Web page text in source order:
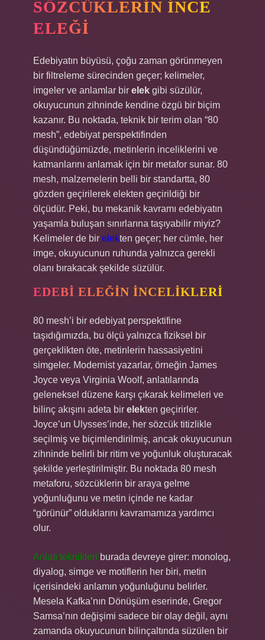
SÖZCÜKLERIN İNCE
ELEĞI
Edebiyatın büyüsü, çoğu zaman görünmeyen
bir filtreleme sürecinden geçer; kelimeler,
imgeler ve anlamlar bir elek gibi süzülür,
okuyucunun zihninde kendine özgü bir biçim
kazanır. Bu noktada, teknik bir terim olan “80
mesh”, edebiyat perspektifinden
düşündüğümüzde, metinlerin inceliklerini ve
katmanlarını anlamak için bir metafor sunar. 80
mesh, malzemelerin belli bir standartta, 80
gözden geçirilerek elekten geçirildiği bir
ölçüdür. Peki, bu mekanik kavramı edebiyatın
yaşamla buluşan sınırlarına taşıyabilir miyiz?
Kelimeler de bir elekten geçer; her cümle, her
imge, okuyucunun ruhunda yalnızca gerekli
olanı bırakacak şekilde süzülür.
EDEBI ELEĞIN İNCELIKLERI
80 mesh’i bir edebiyat perspektifine
taşıdığımızda, bu ölçü yalnızca fiziksel bir
gerçeklikten öte, metinlerin hassasiyetini
simgeler. Modernist yazarlar, örneğin James
Joyce veya Virginia Woolf, anlatılarında
geleneksel düzene karşı çıkarak kelimeleri ve
bilinç akışını adeta bir elekten geçirirler.
Joyce’un Ulysses’inde, her sözcük titizlikle
seçilmiş ve biçimlendirilmiş, ancak okuyucunun
zihninde belirli bir ritim ve yoğunluk oluşturacak
şekilde yerleştirilmiştir. Bu noktada 80 mesh
metaforu, sözcüklerin bir araya gelme
yoğunluğunu ve metin içinde ne kadar
“görünür” olduklarını kavramamıza yardımcı
olur.
Anlatı teknikleri burada devreye girer: monolog,
diyalog, simge ve motiflerin her biri, metin
içerisindeki anlamın yoğunluğunu belirler.
Mesela Kafka’nın Dönüşüm eserinde, Gregor
Samsa’nın değişimi sadece bir olay değil, aynı
zamanda okuyucunun bilinçaltında süzülen bir